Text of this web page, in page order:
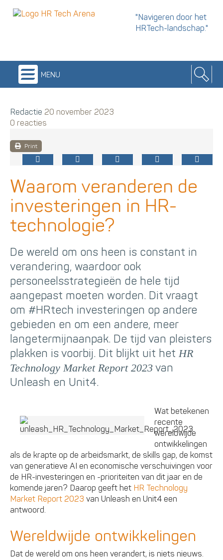
"Navigeren door het
HRTech-landschap."
menu
Redactie 20 november 2023
0 reacties
Print
Waarom veranderen de
investeringen in HR-
technologie?
De wereld om ons heen is constant in
verandering, waardoor ook
personeelsstrategieën de hele tijd
aangepast moeten worden. Dit vraagt
om #HRtech investeringen op andere
gebieden en om een andere, meer
langetermijnaanpak. De tijd van pleisters
plakken is voorbij. Dit blijkt uit hetHR
Technology Market Report 2023 van
Unleash en Unit4.
Wat betekenen
recente
wereldwijde
ontwikkelingen
als de krapte op de arbeidsmarkt, de skills gap, de komst
van generatieve AI en economische verschuivingen voor
de HR-investeringen en -prioriteiten van dit jaar en de
komende jaren? Daarop geeft het HR Technology
Market Report 2023 van Unleash en Unit4 een
antwoord.
Wereldwijde ontwikkelingen
Dat de wereld om ons heen verandert, is niets nieuws.